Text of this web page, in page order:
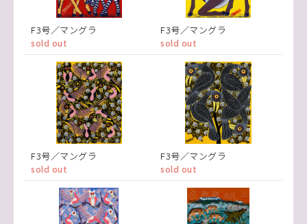
F3号／マングラ
sold out
F3号／マングラ
sold out
F3号／マングラ
sold out
F3号／マングラ
sold out